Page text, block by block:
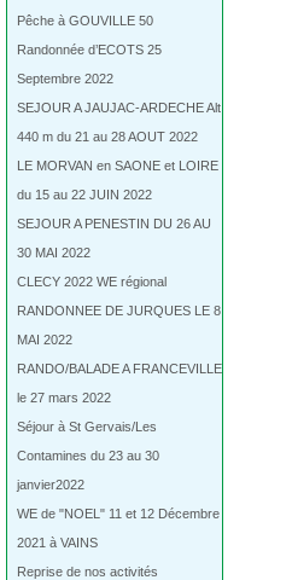
Pêche à GOUVILLE 50
Randonnée d’ECOTS 25
Septembre 2022
SEJOUR A JAUJAC-ARDECHE Alt
440 m du 21 au 28 AOUT 2022
LE MORVAN en SAONE et LOIRE
du 15 au 22 JUIN 2022
SEJOUR A PENESTIN DU 26 AU
30 MAI 2022
CLECY 2022 WE régional
RANDONNEE DE JURQUES LE 8
MAI 2022
RANDO/BALADE A FRANCEVILLE
le 27 mars 2022
Séjour à St Gervais/Les
Contamines du 23 au 30
janvier2022
WE de "NOEL" 11 et 12 Décembre
2021 à VAINS
Reprise de nos activités